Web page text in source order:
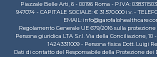
Piazzale Belle Arti, 6 - 00196 Roma - P.IVA:
947074 - CAPITALE SOCIALE: € 31.570.000 i.v. -
EMAIL:
Regolamento Generale UE 679/2016 sulla
Persona giuridica LTA S.r.l. Via della Conciliazione, 10
14243311009 - Persona fisica Dott. Luigi
Dati di contatto del Responsabile della Protezione dei